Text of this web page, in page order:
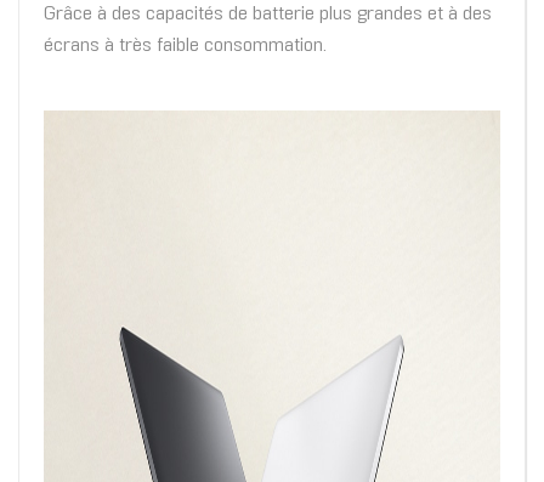
Grâce à des capacités de batterie plus grandes et à des
écrans à très faible consommation.